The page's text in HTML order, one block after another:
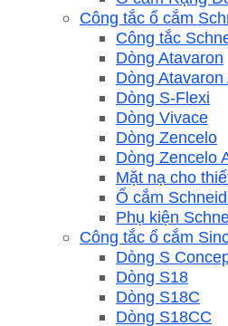
Công tắc ổ cắm
Công tắc
Dòng Atavaron
Dòng Atavaron
Dòng S-Flexi
Dòng Vivace
Dòng Zencelo
Dòng Zencelo
Mặt nạ cho
Ổ cắm
Phụ kiện
Công tắc ổ cắm
Dòng S
Dòng S18
Dòng S18C
Dòng S18CC